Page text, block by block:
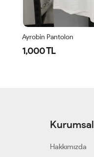
Ayrobin Pantolon
1,000 TL
Kurumsal
Hakkımızda